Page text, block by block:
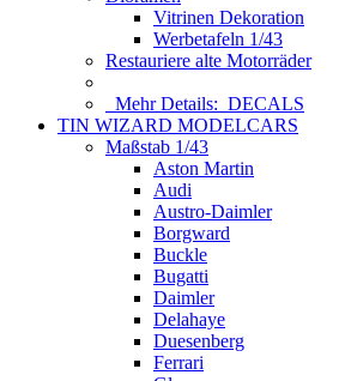
Vitrinen Dekoration
Werbetafeln 1/43
Restauriere alte Motorräder
Mehr Details: DECALS
TIN WIZARD MODELCARS
Maßstab 1/43
Aston Martin
Audi
Austro-Daimler
Borgward
Buckle
Bugatti
Daimler
Delahaye
Duesenberg
Ferrari